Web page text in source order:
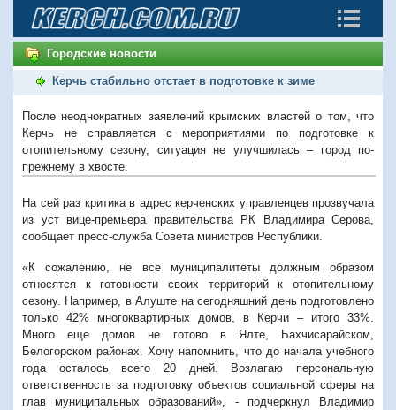
Городские новости
Керчь стабильно отстает в подготовке к зиме
После неоднократных заявлений крымских властей о том, что
Керчь не справляется с мероприятиями по подготовке к
отопительному сезону, ситуация не улучшилась – город по-
прежнему в хвосте.
На сей раз критика в адрес керченских управленцев прозвучала
из уст вице-премьера правительства РК Владимира Серова,
сообщает пресс-служба Совета министров Республики.
«К сожалению, не все муниципалитеты должным образом
относятся к готовности своих территорий к отопительному
сезону. Например, в Алуште на сегодняшний день подготовлено
только 42% многоквартирных домов, в Керчи – итого 33%.
Много еще домов не готово в Ялте, Бахчисарайском,
Белогорском районах. Хочу напомнить, что до начала учебного
года осталось всего 20 дней. Возлагаю персональную
ответственность за подготовку объектов социальной сферы на
глав муниципальных образований», - подчеркнул Владимир